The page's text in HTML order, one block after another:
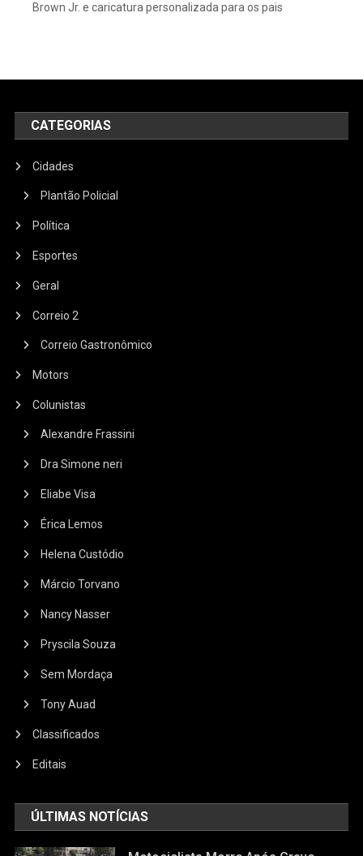
Brown Jr. e caricatura personalizada para os pais
CATEGORIAS
Cidades
Plantão Policial
Política
Esportes
Geral
Correio 2
Correio Gastronômico
Motors
Colunistas
Alexandre Frassini
Dra Simone neri
Eliabe Visa
Érica Lemos
Helena Custódio
Márcio Torvano
Nancy Nasser
Pryscila Souza
Sem Mordaça
Tony Auad
Classificados
Editais
ÚLTIMAS NOTÍCIAS